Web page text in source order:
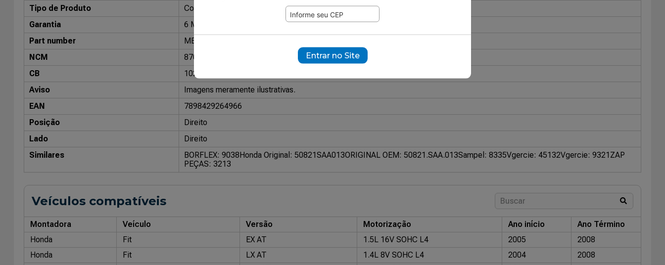
Entrar no Site
Tipo de Produto
Coxim do Motor
Garantia
6 Meses
Part number
MB9308
NCM
87089990
CB
10204801337
Aviso
Imagens meramente ilustrativas.
EAN
7898429264966
Posição
Direito
Lado
Direito
Similares
BORFLEX: 9038Honda Original: 50821SAA013ORIGINAL OEM: 50821.SAA.013Sampel: 8335Vgercie: 45132Vgercie: 9321 ZAP
PEÇAS: 3213
Veículos compatíveis
Montadora Veículo Versão Motorização Ano início
Ano Término
Honda
Fit EX AT 1.5L 16V SOHC L4 2005
2008
Honda
Fit LX AT 1.4L 8V SOHC L4 2004
2008